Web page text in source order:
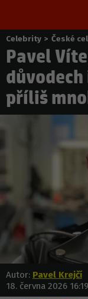
Nacházíte
se
zde:
Celebrity > České
Pavel
příliš
Autor: Pavel Krejčí
18. června 2026 16:19